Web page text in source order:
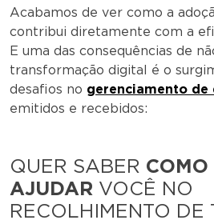
Acabamos de ver como a
contribui diretamente com a
E uma das consequências de
transformação digital é o
desafios no gerenciamento de
emitidos e recebidos:
QUER SABER COMO
AJUDAR VOCÊ NO
RECOLHIMENTO DE